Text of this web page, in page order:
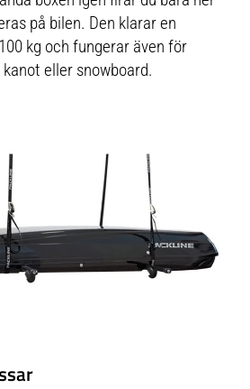
på bilen. Den klarar en
kg och fungerar även för
eller snowboard.